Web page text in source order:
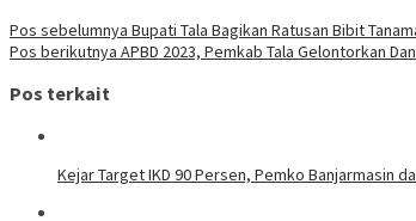
Navigasi
pos
Pos sebelumnya Bupati Tala Bagikan Ratusan Bibit
Pos berikutnya APBD 2023, Pemkab Tala Gelontorkan
Pos terkait
Kejar Target IKD 90 Persen, Pemko Banjarmasin